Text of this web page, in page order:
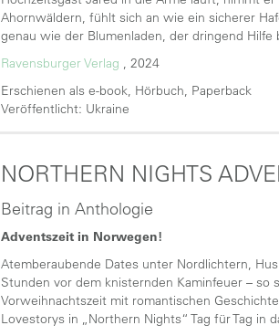
Ahornwäldern, fühlt sich an wie ein sicherer
genau wie der Blumenladen, der dringend Hilfe
Ravensburger Verlag , 2024
Erschienen als e-book, Hörbuch, Paperback
Veröffentlicht: Ukraine
NORTHERN NIGHTS
Beitrag in Anthologie
Adventszeit in Norwegen!
Atemberaubende Dates unter Nordlichtern,
Stunden vor dem knisternden Kaminfeuer –
Vorweihnachtszeit mit romantischen
Lovestorys in „Northern Nights“ Tag für Tag